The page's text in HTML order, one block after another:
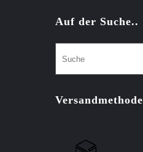
Auf der Suche..
Versandmethode